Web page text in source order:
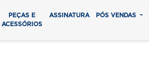
PEÇAS E
ACESSÓRIOS
ASSINATURA PÓS VENDAS